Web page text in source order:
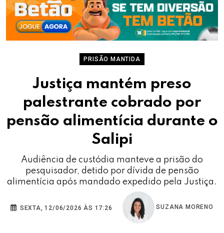
PRISÃO MANTIDA
Justiça mantém preso
palestrante cobrado por
pensão alimentícia durante o
Salipi
Audiência de custódia manteve a prisão do
pesquisador, detido por dívida de pensão
alimentícia após mandado expedido pela Justiça.
SEXTA, 12/06/2026 ÀS 17:26 SUZANA MORENO